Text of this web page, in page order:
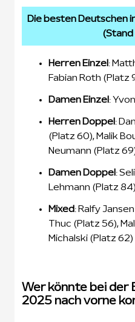
Die besten Deutschen
(Stand
Herren Einzel :
Fabian Roth (Platz
Damen Einzel :
Herren Doppel :
(Platz 60), Malik
Neumann (Platz
Damen Doppel :
Lehmann (Platz 84)
Mixed: Ralfy
Thuc (Platz 56),
Michalski (Platz 62)
Wer könnte bei der
2025 nach vorne